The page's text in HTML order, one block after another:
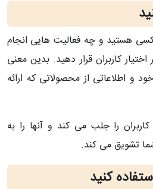
کسی هستید و چه فعالیت هایی انجام
کاربران قرار دهید. بدین معنی
و اطلاعاتی از محصولاتی که ارائه
را جلب می کند و آنها را به
تشویق می کند.
کنید